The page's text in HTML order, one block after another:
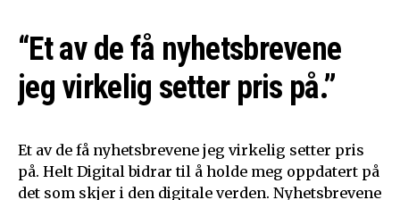
“Et av de få nyhetsbrevene
jeg virkelig setter pris på.”
Et av de få nyhetsbrevene jeg virkelig setter pris
på. Helt Digital bidrar til å holde meg oppdatert på
det som skjer i den digitale verden. Nyhetsbrevene